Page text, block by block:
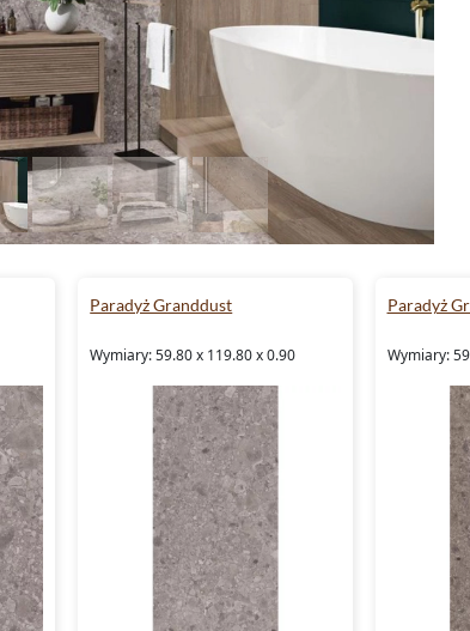
Paradyż Granddust
Wymiary: 59.80 x 119.80 x 0.90
Paradyż
Wymiary: